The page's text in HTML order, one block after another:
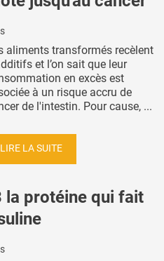
aliments transformés recèlent
et l’on sait que leur
en excès est
à un risque accru de
de l'intestin. Pour cause, ...
LIRE LA SUITE
la protéine qui fait